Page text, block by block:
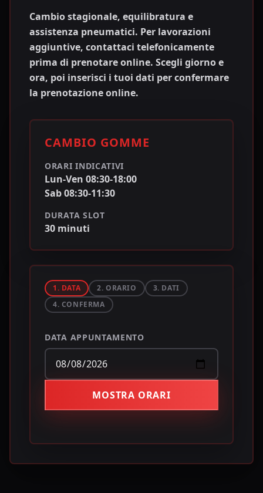
Cambio stagionale, equilibratura e
assistenza pneumatici. Per lavorazioni
aggiuntive, contattaci telefonicamente
prima di prenotare online. Scegli giorno e
ora, poi inserisci i tuoi dati per confermare
la prenotazione online.
CAMBIO GOMME
ORARI INDICATIVI
Lun-Ven 08:30-18:00
Sab08:30-11:30
DURATA SLOT
30 minuti
1. DATA 2. ORARIO
3. DATI
4. CONFERMA
DATA APPUNTAMENTO
MOSTRA ORARI